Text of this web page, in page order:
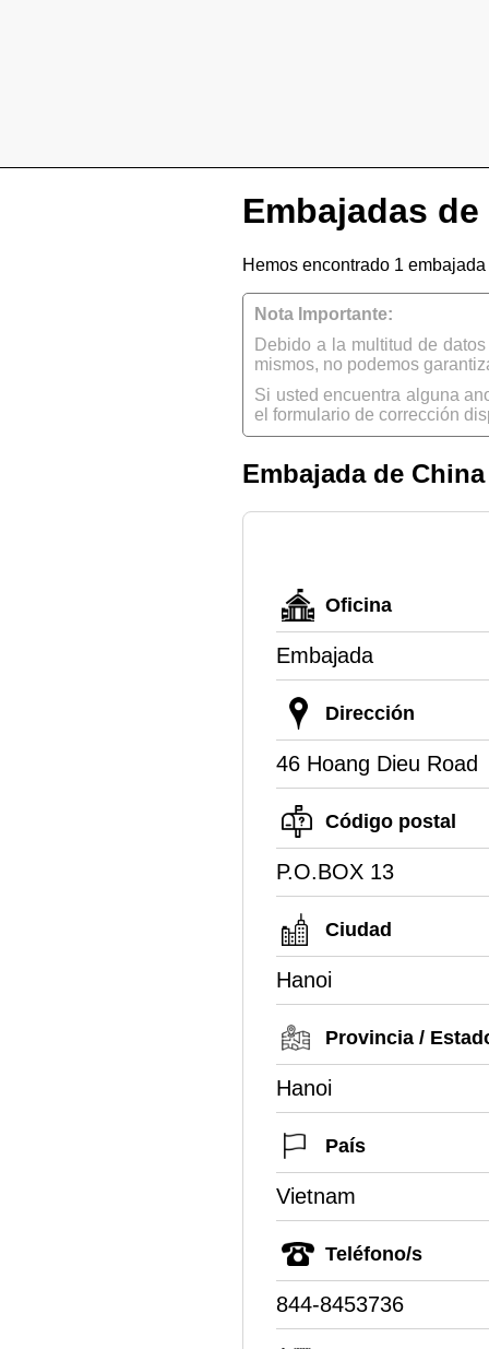
Embajadas
Hemos encontrado 1
Nota Importante:
Debido a la multitud de
mismos, no podemos
Si usted encuentra alguna
el formulario de corrección
Embajada de
Oficina
Embajada
Dirección
46 Hoang Dieu Road
Código postal
P.O.BOX 13
Ciudad
Hanoi
Provincia /
Hanoi
País
Vietnam
Teléfono/s
844-8453736